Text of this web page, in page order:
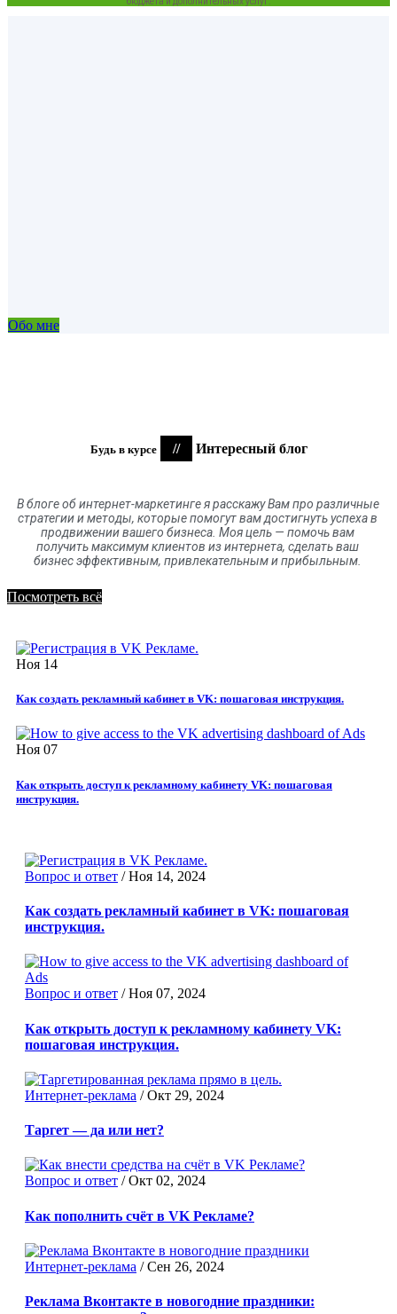
Обо мне
Будь в курсе // Интересный блог
В блогеобинтернет-маркетинге я расскажу Вам про различные
стратегии и методы, которые помогут вам достигнуть успеха в
продвижении вашего бизнеса. Моя цель — помочь вам
получить максимум клиентовизинтернета, сделать ваш
бизнес эффективным, привлекательным и прибыльным.
Посмотреть всё
Ноя 14
Как создать рекламный кабинет в VK: пошаговая инструкция.
Ноя 07
Как открыть доступ к рекламному кабинету VK: пошаговая
инструкция.
Вопрос и ответ /Ноя 14, 2024
Как создать рекламный кабинет в VK: пошаговая
инструкция.
Вопрос и ответ /Ноя 07, 2024
Как открыть доступ к рекламному кабинету VK:
пошаговая инструкция.
Интернет-реклама /Окт 29, 2024
Таргет — да или нет?
Вопрос и ответ /Окт 02, 2024
Как пополнить счёт в VK Рекламе?
Интернет-реклама /Сен 26, 2024
Реклама Вконтакте в новогодние праздники: